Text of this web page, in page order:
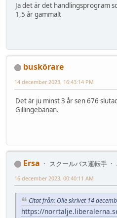
Ja det är det handlingsprogram
1,5 år gammalt
buskörare
14 december 2023, 16:43:14 PM
Det är ju minst 3 år sen 676
Gillingebanan.
Ersa スクールバス運転手
16 december 2023, 00:40:11 AM
Citat från: Olle skrivet 14
https://